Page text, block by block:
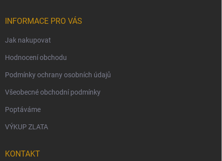
INFORMACE PRO VÁS
Jak nakupovat
Hodnocení obchodu
Podmínky ochrany osobních údajů
Všeobecné obchodní podmínky
Poptáváme
VÝKUP ZLATA
KONTAKT